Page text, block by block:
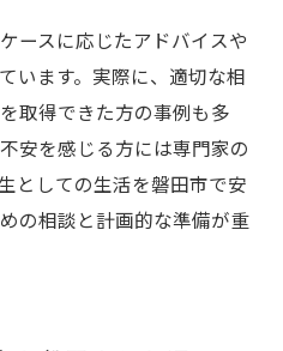
ースに応じたアドバイスや
います。実際に、適切な相
取得できた方の事例も多
安を感じる方には専門家の
としての生活を磐田市で安
の相談と計画的な準備が重